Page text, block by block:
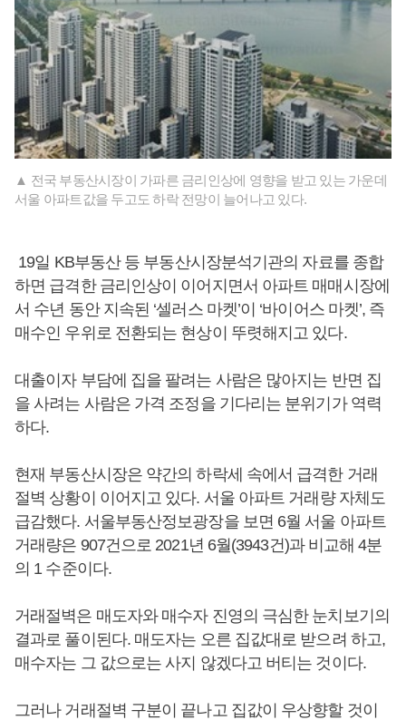
▲ 전국 부동산시장이 가파른 금리인상에 영향을 받고 있는 가운데
서울 아파트값을 두고도 하락 전망이 늘어나고 있다.
19일 KB부동산 등 부동산시장분석기관의 자료를 종합
하면 급격한 금리인상이 이어지면서 아파트 매매시장에
서 수년 동안 지속된 ‘셀러스 마켓’이 ‘바이어스 마켓’, 즉
매수인 우위로 전환되는 현상이 뚜렷해지고 있다.
대출이자 부담에 집을 팔려는 사람은 많아지는 반면 집
을 사려는 사람은 가격 조정을 기다리는 분위기가 역력
하다.
현재 부동산시장은 약간의 하락세 속에서 급격한 거래
절벽 상황이 이어지고 있다. 서울 아파트 거래량 자체도
급감했다. 서울부동산정보광장을 보면 6월 서울 아파트
거래량은 907건으로 2021년 6월(3943건)과 비교해 4분
의 1 수준이다.
거래절벽은 매도자와 매수자 진영의 극심한 눈치보기의
결과로 풀이된다. 매도자는 오른 집값대로 받으려 하고,
매수자는 그 값으로는 사지 않겠다고 버티는 것이다.
그러나 거래절벽 구분이 끝나고 집값이 우상향할 것이